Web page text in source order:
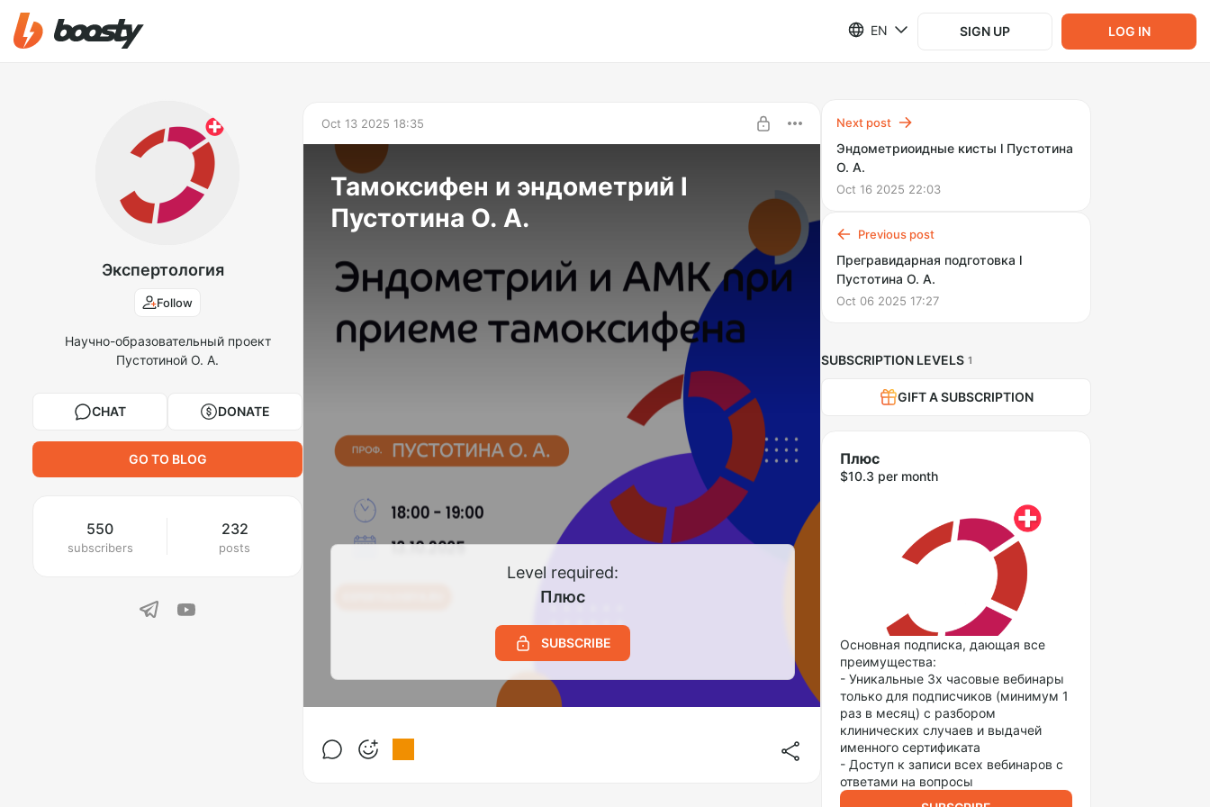
EN SIGN UP LOG IN
Экспертология
Follow
Научно-образовательный проект
Пустотиной О. А.
CHAT DONATE
GO TO BLOG
550
subscribers
232
posts
Oct 13 2025 18:35
Тамоксифен и эндометрий l
Пустотина О. А.
Level required:
Плюс
SUBSCRIBE
Next post
Эндометриоидные кисты l Пустотина
О. А.
Oct 16 2025 22:03
Previous post
Прегравидарная подготовка l
Пустотина О. А.
Oct 06 2025 17:27
SUBSCRIPTION LEVELS 1
GIFT A SUBSCRIPTION
Плюс
$10.3 per month
Основная подписка, дающая все
преимущества:
- Уникальные 3х часовые вебинары
только для подписчиков (минимум 1
раз в месяц) с разбором
клинических случаев и выдачей
именного сертификата
- Доступ к записи всех вебинаров с
ответами на вопросы